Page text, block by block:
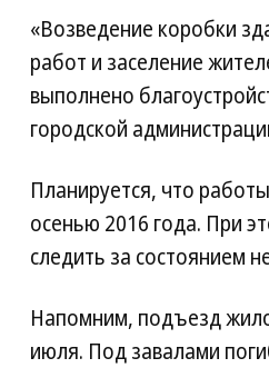
«Возведение коробки
работ и заселение
выполнено
городской
Планируется, что
осенью 2016 года. При
следить за состоянием
Напомним, подъезд
июля. Под завалами